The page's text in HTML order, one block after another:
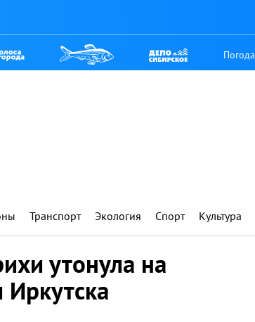
Погода
Транспорт Экология Спорт Культура
утонула на